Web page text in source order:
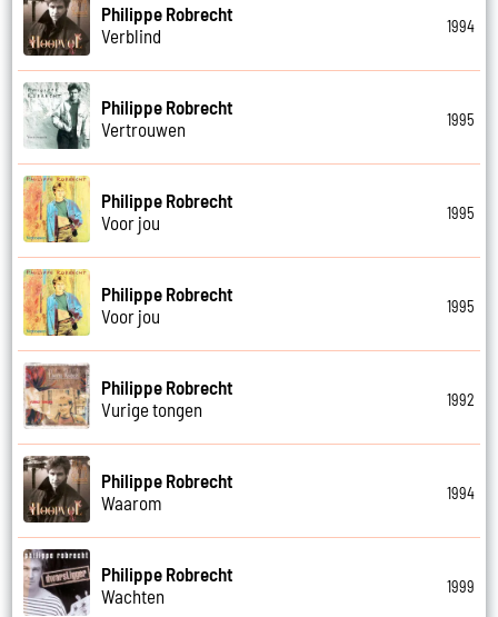
Philippe Robrecht
Verblind
1994
Philippe Robrecht
Vertrouwen
1995
Philippe Robrecht
Voor jou
1995
Philippe Robrecht
Voor jou
1995
Philippe Robrecht
Vurige tongen
1992
Philippe Robrecht
Waarom
1994
Philippe Robrecht
Wachten
1999